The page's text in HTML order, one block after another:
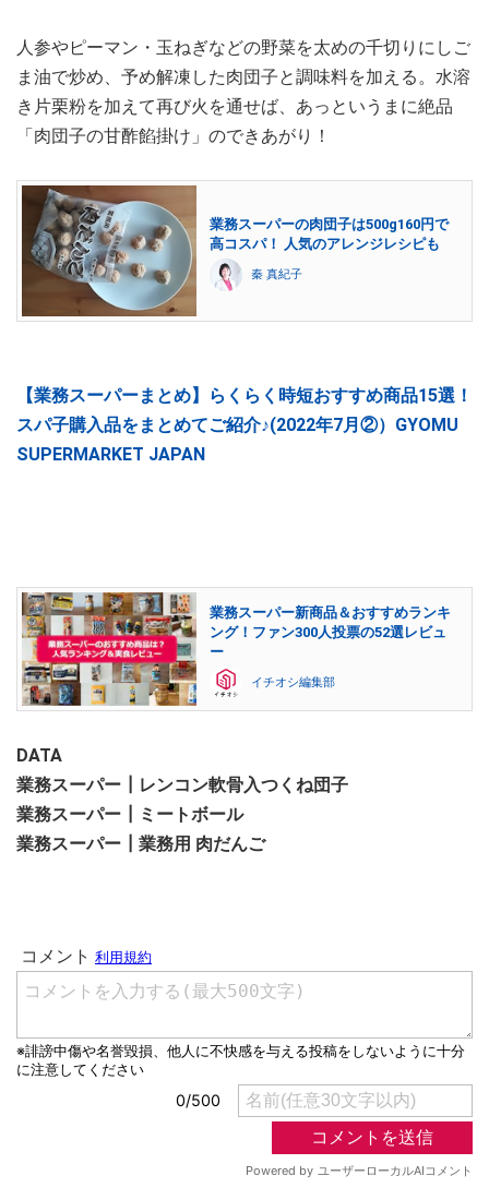
人参やピーマン・玉ねぎなどの野菜を太めの千切りにしご
ま油で炒め、予め解凍した肉団子と調味料を加える。水溶
き片栗粉を加えて再び火を通せば、あっというまに絶品
「肉団子の甘酢餡掛け」のできあがり！
業務スーパーの肉団子は500g160円で
高コスパ！ 人気のアレンジレシピも
秦 真紀子
【業務スーパーまとめ】らくらく時短おすすめ商品15選！
スパ子購入品をまとめてご紹介♪(2022年7月②）GYOMU
SUPERMARKET JAPAN
業務スーパー新商品＆おすすめランキ
ング！ファン300人投票の52選レビュ
ー
イチオシ編集部
DATA
業務スーパー┃レンコン軟骨入つくね団子
業務スーパー┃ミートボール
業務スーパー┃業務用 肉だんご